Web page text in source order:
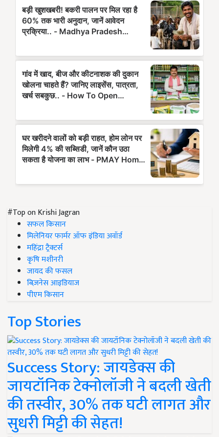
#Top on Krishi Jagran
सफल किसान
मिलेनियर फार्मर ऑफ इंडिया अवॉर्ड
महिंद्रा ट्रैक्टर्स
कृषि मशीनरी
जायद की फसल
बिज़नेस आइडियाज
पीएम किसान
Top Stories
Success Story: जायडेक्स की
जायटॉनिक टेक्नोलॉजी ने बदली खेती
की तस्वीर, 30% तक घटी लागत और
सुधरी मिट्टी की सेहत!